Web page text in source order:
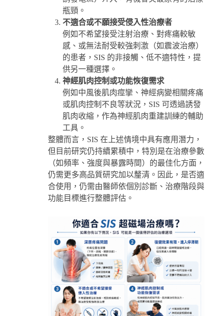
瓶頸。
不適合或不願接受侵入性治療者
例如不希望接受注射治療、對疼痛較敏
感、或無法耐受較強刺激（如震波治療）
的患者，SIS 的非接觸、低不適特性，提
供另一種選擇。
神經肌肉控制或功能恢復需求
例如中風後肌肉痙攣、神經病變相關疼痛
或肌肉控制不良等狀況，SIS 可透過誘發
肌肉收縮，作為神經肌肉重建訓練的輔助
工具。
整體而言，SIS 在上述情境中具有應用潛力，
但目前研究仍持續累積中，特別是在治療參數
（如頻率、強度與暴露時間）的最佳化方面，
仍需更多高品質研究加以釐清。因此，是否適
合使用，仍需由醫師依個別診斷、治療階段與
功能目標進行整體評估。